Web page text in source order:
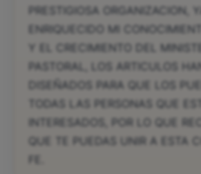
PRESTIGIOSA ORGANIZACION,
ENRIQUECIDO MI
Y EL CRECIMIENTO DEL
PASTORAL, LOS ARTICULOS
DISEÑADOS PARA QUE LOS
TODAS LAS PERSONAS QUE
INTERESADOS, POR LO QUE
QUE TE PUEDAS UNIR A ESTA